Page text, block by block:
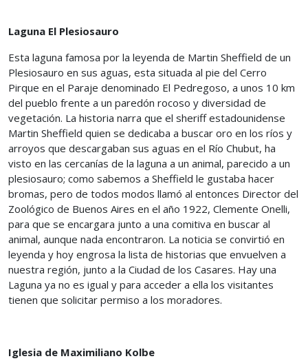
Laguna El Plesiosauro
Esta laguna famosa por la leyenda de Martin Sheffield de un
Plesiosauro en sus aguas, esta situada al pie del Cerro
Pirque en el Paraje denominado El Pedregoso, a unos 10 km
del pueblo frente a un paredón rocoso y diversidad de
vegetación. La historia narra que el sheriff estadounidense
Martin Sheffield quien se dedicaba a buscar oro en los ríos y
arroyos que descargaban sus aguas en el Río Chubut, ha
visto en las cercanías de la laguna a un animal, parecido a un
plesiosauro; como sabemos a Sheffield le gustaba hacer
bromas, pero de todos modos llamó al entonces Director del
Zoológico de Buenos Aires en el año 1922, Clemente Onelli,
para que se encargara junto a una comitiva en buscar al
animal, aunque nada encontraron. La noticia se convirtió en
leyenda y hoy engrosa la lista de historias que envuelven a
nuestra región, junto a la Ciudad de los Casares. Hay una
Laguna ya no es igual y para acceder a ella los visitantes
tienen que solicitar permiso a los moradores.
Iglesia de Maximiliano Kolbe